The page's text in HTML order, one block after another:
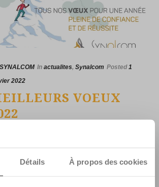
Détails À propos des cookies
SYNALCOM In actualites, Synalcom Posted 1
2022
VOEUX